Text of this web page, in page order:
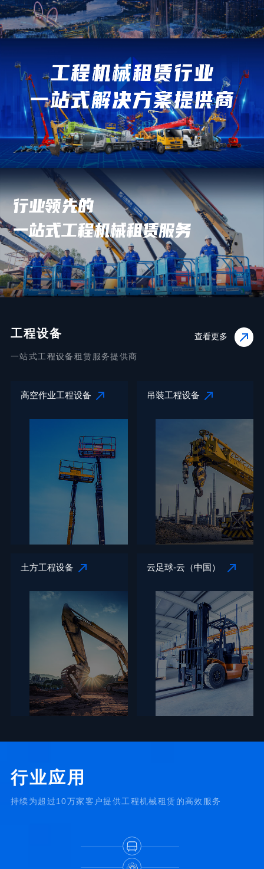
工程设备
一站式工程设备租赁服务提供商
查看更多
高空作业工程设备 吊装工程设备
土方工程设备 云足球-云（中国）
行业应用
持续为超过10万家客户提供工程机械租赁的高效服务